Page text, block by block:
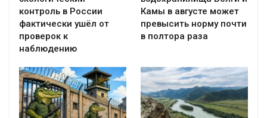
контроль в России
фактически ушёл от
проверок к
наблюдению
Камы в августе может
превысить норму почти
в полтора раза